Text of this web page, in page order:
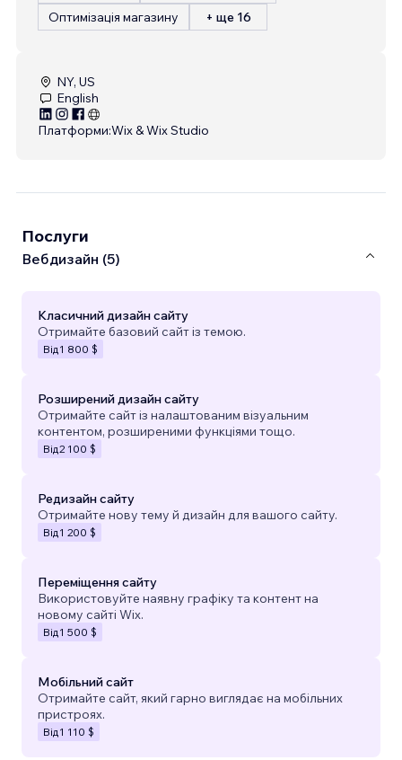
Оптимізація магазину
+ ще 16
NY, US
English
Платформи:Wix & Wix Studio
Послуги
Вебдизайн (5)
Класичний дизайн сайту
Отримайте базовий сайт із темою.
Від1 800 $
Розширений дизайн сайту
Отримайте сайт із налаштованим візуальним
контентом, розширеними функціями тощо.
Від2 100 $
Редизайн сайту
Отримайте нову тему й дизайн для вашого сайту.
Від1 200 $
Переміщення сайту
Використовуйте наявну графіку та контент на
новому сайті Wix.
Від1 500 $
Мобільний сайт
Отримайте сайт, який гарно виглядає на мобільних
пристроях.
Від1 110 $